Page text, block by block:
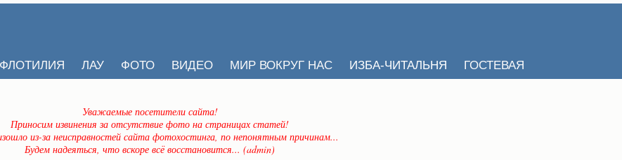
ЛАУ ФОТО ВИДЕО МИР ВОКРУГ НАС ИЗБА-ЧИТАЛЬНЯ ГОСТЕВАЯ
Уважаемые посетители сайта!
Приносим извинения за отсутствие фото на страницах статей!
из-за неисправностей сайта фотохостинга, по непонятным причинам...
Будем надеяться, что вскоре всё восстановится... (admin)